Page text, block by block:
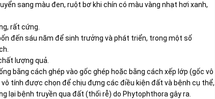
sang màu đen, ruột bơ khi chín có màu vàng nhạt hơi xanh,
rất cứng.
đến sáu năm để sinh trưởng và phát triển, trong một số
lượng quả.
bằng cách ghép vào gốc ghép hoặc bằng cách xếp lớp (gốc vô
tính được chọn để chịu đựng các điều kiện đất và bệnh cụ thể,
lại bệnh truyền qua đất (thối rễ) do Phytophthora gây ra.